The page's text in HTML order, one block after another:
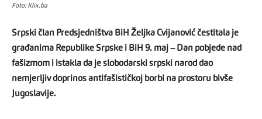
Foto: Klix.ba
Srpski član Predsjedništva BiH Željka Cvijanović čestitala je
građanima Republike Srpske i BiH 9. maj – Dan pobjede nad
fašizmom i istakla da je slobodarski srpski narod dao
nemjerljiv doprinos antifašističkoj borbi na prostoru bivše
Jugoslavije.